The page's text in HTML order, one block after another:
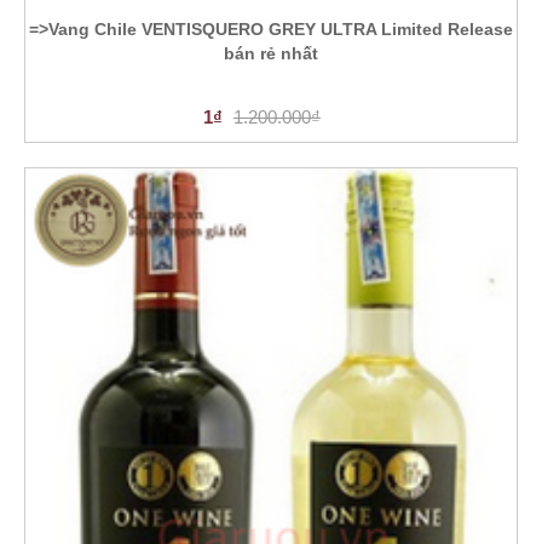
=>Vang Chile VENTISQUERO GREY ULTRA Limited Release
bán rẻ nhất
1₫ 1.200.000₫